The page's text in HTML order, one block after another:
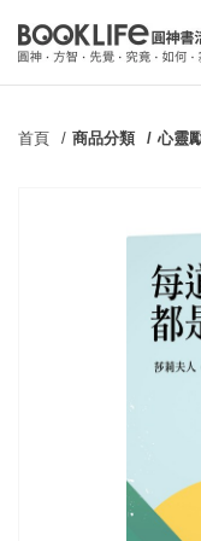
首頁 商品分類 心靈